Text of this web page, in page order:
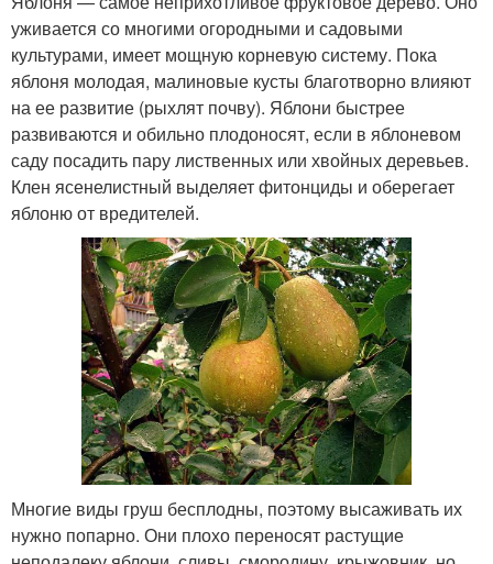
уживается со многими огородными и садовыми
культурами, имеет мощную корневую систему. Пока
яблоня молодая, малиновые кусты благотворно влияют
на ее развитие (рыхлят почву). Яблони быстрее
развиваются и обильно плодоносят, если в яблоневом
саду посадить пару лиственных или хвойных деревьев.
Клен ясенелистный выделяет фитонциды и оберегает
яблоню от вредителей.
Многие виды груш бесплодны, поэтому высаживать их
нужно попарно. Они плохо переносят растущие